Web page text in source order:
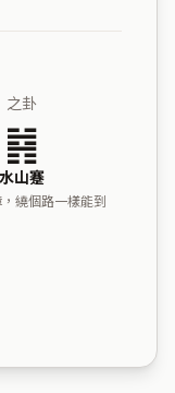
之卦
䷦
水山蹇
繞個路一樣能到